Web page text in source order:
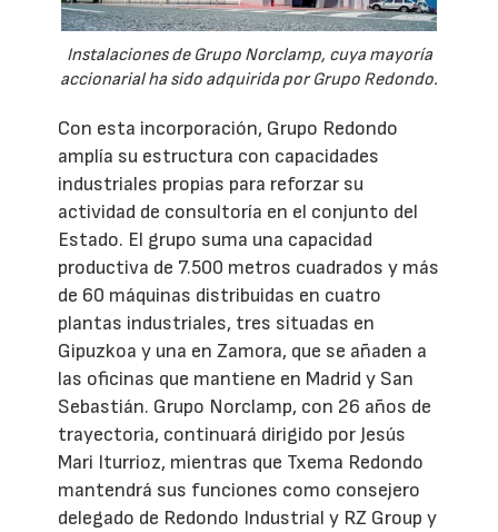
Instalaciones de Grupo Norclamp, cuya mayoría
accionarial ha sido adquirida por Grupo Redondo.
Con esta incorporación, Grupo Redondo
amplía su estructura con capacidades
industriales propias para reforzar su
actividad de consultoría en el conjunto del
Estado. El grupo suma una capacidad
productiva de 7.500 metros cuadrados y más
de 60 máquinas distribuidas en cuatro
plantas industriales, tres situadas en
Gipuzkoa y una en Zamora, que se añaden a
las oficinas que mantiene en Madrid y San
Sebastián. Grupo Norclamp, con 26 años de
trayectoria, continuará dirigido por Jesús
Mari Iturrioz, mientras que Txema Redondo
mantendrá sus funciones como consejero
delegado de Redondo Industrial y RZ Group y